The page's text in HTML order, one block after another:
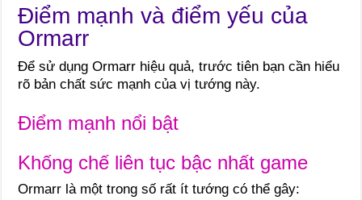
Điểm mạnh và điểm yếu của
Ormarr
Để sử dụng Ormarr hiệu quả, trước tiên bạn cần hiểu
rõ bản chất sức mạnh của vị tướng này.
Điểm mạnh nổi bật
Khống chế liên tục bậc nhất game
Ormarr là một trong số rất ít tướng có thể gây: